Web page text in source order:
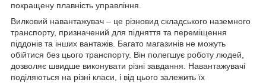
покращену плавність управління.
Вилковий навантажувач – це різновид складського наземного
транспорту, призначений для підняття та переміщення
піддонів та інших вантажів. Багато магазинів не можуть
обійтися без цього транспорту. Він полегшує роботу людей,
дозволяє швидше виконувати різні завдання. Навантажувачі
поділяються на різні класи, і від цього залежить їх